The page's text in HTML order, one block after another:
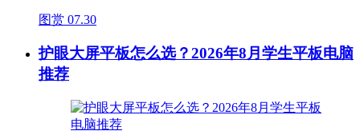
图赏 07.30
护眼大屏平板怎么选？2026年8月学生平板电脑
推荐